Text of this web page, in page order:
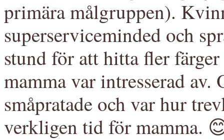
primära målgruppen).
superserviceminded och
stund för att hitta fler
mamma var intresserad av.
småpratade och var hur
verkligen tid för mamma.